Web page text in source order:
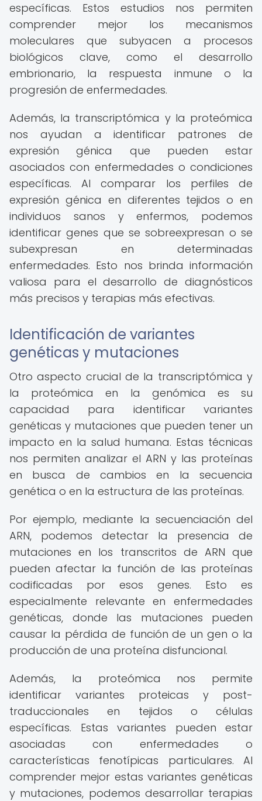
específicas. Estos estudios nos permiten
comprender mejor los mecanismos
moleculares que subyacen a procesos
biológicos clave, como el desarrollo
embrionario, la respuesta inmune o la
progresión de enfermedades.
Además, la transcriptómica y la proteómica
nos ayudan a identificar patrones de
expresión génica que pueden estar
asociados con enfermedades o condiciones
específicas. Al comparar los perfiles de
expresión génica en diferentes tejidos o en
individuos sanos y enfermos, podemos
identificar genes que se sobreexpresan o se
subexpresan en determinadas
enfermedades. Esto nos brinda información
valiosa para el desarrollo de diagnósticos
más precisos y terapias más efectivas.
Identificación de variantes
genéticas y mutaciones
Otro aspecto crucial de la transcriptómica y
la proteómica en la genómica es su
capacidad para identificar variantes
genéticas y mutaciones que pueden tener un
impacto en la salud humana. Estas técnicas
nos permiten analizar el ARN y las proteínas
en busca de cambios en la secuencia
genética o en la estructura de las proteínas.
Por ejemplo, mediante la secuenciación del
ARN, podemos detectar la presencia de
mutaciones en los transcritos de ARN que
pueden afectar la función de las proteínas
codificadas por esos genes. Esto es
especialmente relevante en enfermedades
genéticas, donde las mutaciones pueden
causar la pérdida de función de un gen o la
producción de una proteína disfuncional.
Además, la proteómica nos permite
identificar variantes proteicas y post-
traduccionales en tejidos o células
específicas. Estas variantes pueden estar
asociadas con enfermedades o
características fenotípicas particulares. Al
comprender mejor estas variantes genéticas
y mutaciones, podemos desarrollar terapias